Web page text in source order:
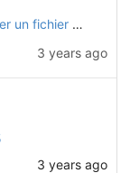
Modification du script d'export pour générer un fichier STEP pour chaque configuration (basique, motorisée, etc.)
3 years ago
3 years ago